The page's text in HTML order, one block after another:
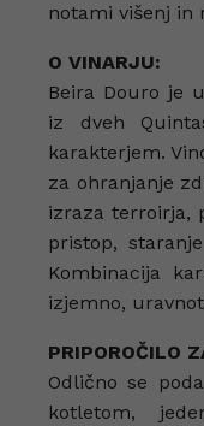
notami višenj in
O VINARJU:
Beira Douro je
iz dveh
karakterjem.
za ohranjanje
izraza terroirja,
pristop,
Kombinacija
izjemno,
PRIPOROČILO
Odlično se
kotletom,